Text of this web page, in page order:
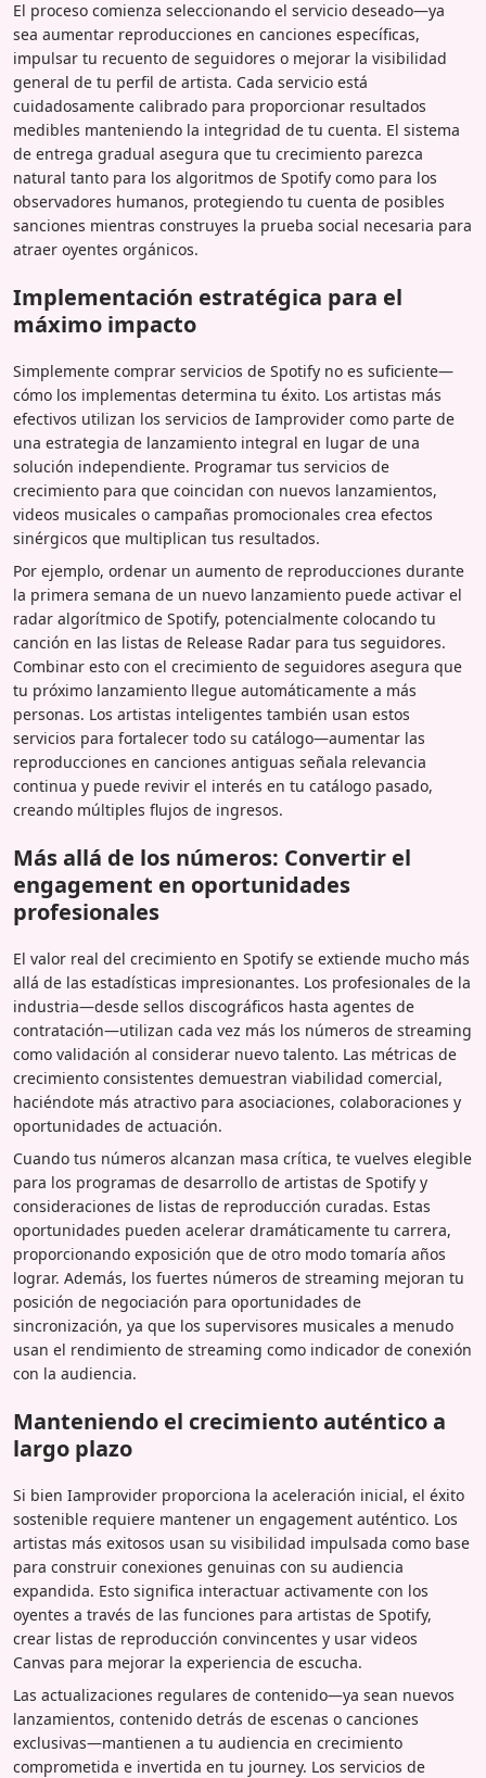
El proceso comienza seleccionando el servicio deseado—ya
sea aumentar reproducciones en canciones específicas,
impulsar tu recuento de seguidores o mejorar la visibilidad
general de tu perfil de artista. Cada servicio está
cuidadosamente calibrado para proporcionar resultados
medibles manteniendo la integridad de tu cuenta. El sistema
de entrega gradual asegura que tu crecimiento parezca
natural tanto para los algoritmos de Spotify como para los
observadores humanos, protegiendo tu cuenta de posibles
sanciones mientras construyes la prueba social necesaria para
atraer oyentes orgánicos.
Implementación estratégica para el
máximo impacto
Simplemente comprar servicios de Spotify no es suficiente—
cómo los implementas determina tu éxito. Los artistas más
efectivos utilizan los servicios de Iamprovider como parte de
una estrategia de lanzamiento integral en lugar de una
solución independiente. Programar tus servicios de
crecimiento para que coincidan con nuevos lanzamientos,
videos musicales o campañas promocionales crea efectos
sinérgicos que multiplican tus resultados.
Por ejemplo, ordenar un aumento de reproducciones durante
la primera semana de un nuevo lanzamiento puede activar el
radar algorítmico de Spotify, potencialmente colocando tu
canción en las listas de Release Radar para tus seguidores.
Combinar esto con el crecimiento de seguidores asegura que
tu próximo lanzamiento llegue automáticamente a más
personas. Los artistas inteligentes también usan estos
servicios para fortalecer todo su catálogo—aumentar las
reproducciones en canciones antiguas señala relevancia
continua y puede revivir el interés en tu catálogo pasado,
creando múltiples flujos de ingresos.
Más allá de los números: Convertir el
engagement en oportunidades
profesionales
El valor real del crecimiento en Spotify se extiende mucho más
allá de las estadísticas impresionantes. Los profesionales de la
industria—desde sellos discográficos hasta agentes de
contratación—utilizan cada vez más los números de streaming
como validación al considerar nuevo talento. Las métricas de
crecimiento consistentes demuestran viabilidad comercial,
haciéndote más atractivo para asociaciones, colaboraciones y
oportunidades de actuación.
Cuando tus números alcanzan masa crítica, te vuelves elegible
para los programas de desarrollo de artistas de Spotify y
consideraciones de listas de reproducción curadas. Estas
oportunidades pueden acelerar dramáticamente tu carrera,
proporcionando exposición que de otro modo tomaría años
lograr. Además, los fuertes números de streaming mejoran tu
posición de negociación para oportunidades de
sincronización, ya que los supervisores musicales a menudo
usan el rendimiento de streaming como indicador de conexión
con la audiencia.
Manteniendo el crecimiento auténtico a
largo plazo
Si bien Iamprovider proporciona la aceleración inicial, el éxito
sostenible requiere mantener un engagement auténtico. Los
artistas más exitosos usan su visibilidad impulsada como base
para construir conexiones genuinas con su audiencia
expandida. Esto significa interactuar activamente con los
oyentes a través de las funciones para artistas de Spotify,
crear listas de reproducción convincentes y usar videos
Canvas para mejorar la experiencia de escucha.
Las actualizaciones regulares de contenido—ya sean nuevos
lanzamientos, contenido detrás de escenas o canciones
exclusivas—mantienen a tu audiencia en crecimiento
comprometida e invertida en tu journey. Los servicios de